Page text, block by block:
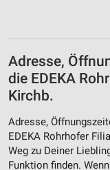
Adresse,
die EDEKA
Kirchb.
Adresse,
EDEKA Rohrhofer
Weg zu Deiner
Funktion finden.
von Inhalten
Verwendung von
personalisierter
Messung der
Messung der